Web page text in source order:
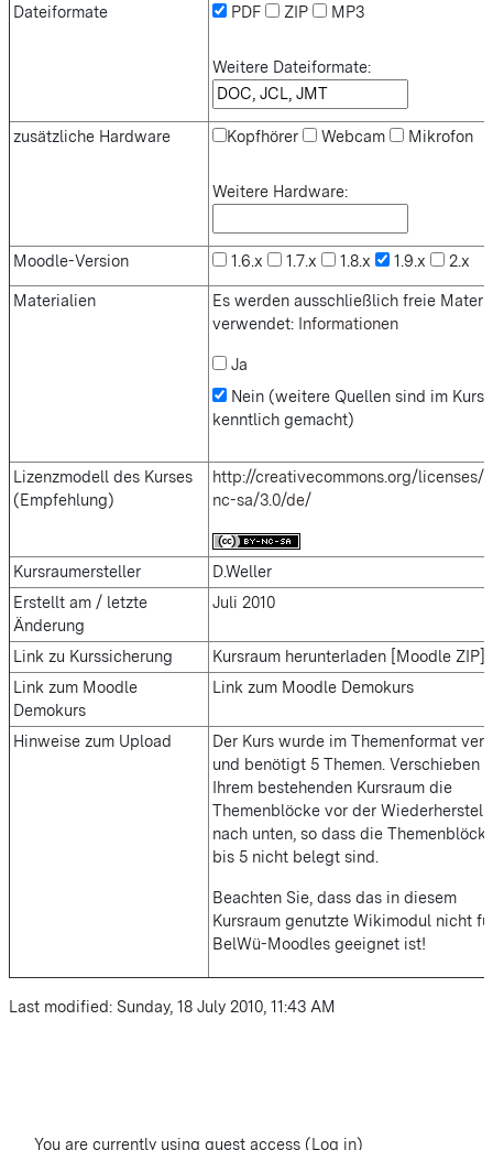
Dateiformate PDF ZIP MP3
Weitere Dateiformate:
zusätzliche Hardware Kopfhörer Webcam Mikrofon
Weitere Hardware:
Moodle-Version 1.6.x 1.7.x 1.8.x 1.9.x
2.x
Materialien
Es werden ausschließlich freie
verwendet: Informationen
Ja
Nein (weitere Quellen sind im Kurs
kenntlich gemacht)
Lizenzmodell des Kurses
(Empfehlung)
http://creativecommons.org/licenses/
nc-sa/3.0/de/
Kursraumersteller
D.Weller
Erstellt am / letzte
Änderung
Juli 2010
Link zu Kurssicherung
Kursraum herunterladen [Moodle ZIP]
Link zum Moodle
Demokurs
Link zum Moodle Demokurs
Hinweise zum Upload
Der Kurs wurde im Themenformat
und benötigt 5 Themen. Verschieben
Ihrem bestehenden Kursraum die
Themenblöcke vor der
nach unten, so dass die
bis 5 nicht belegt sind.
Beachten Sie, dass das in diesem
Kursraum genutzte Wikimodul nicht
BelWü-Moodles geeignet ist!
Last modified: Sunday, 18 July 2010, 11:43 AM
You are currently using guest access (Log in)